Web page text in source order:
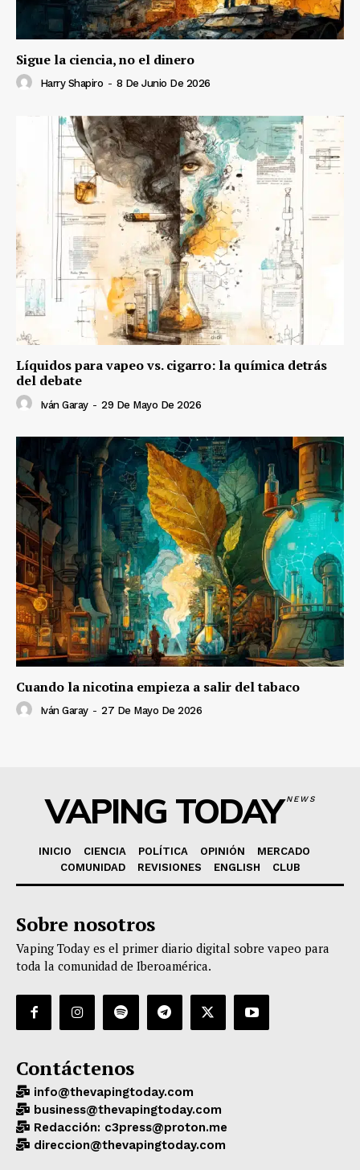
Sigue la ciencia, no el dinero
Harry Shapiro - 8 De Junio De 2026
Líquidos para vapeo vs. cigarro: la química detrás
del debate
Iván Garay - 29 De Mayo De 2026
Cuando la nicotina empieza a salir del tabaco
Iván Garay - 27 De Mayo De 2026
VAPING TODAYNEWS
INICIO CIENCIA POLÍTICA OPINIÓN
MERCADO
COMUNIDAD
REVISIONES ENGLISH CLUB
Sobre nosotros
Vaping Today es el primer diario digital sobre vapeo para
toda la comunidad de Iberoamérica.
Contáctenos
info@thevapingtoday.com
business@thevapingtoday.com
Redacción: c3press@proton.me
direccion@thevapingtoday.com